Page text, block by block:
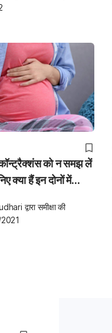
को न समझ लें
क्या हैं इन दोनों में
द्वारा समीक्षा की